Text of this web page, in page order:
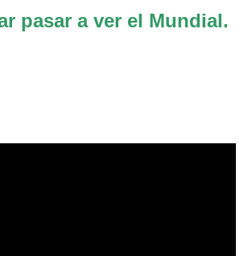
pasar a ver el Mundial.